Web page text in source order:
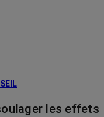
les effets